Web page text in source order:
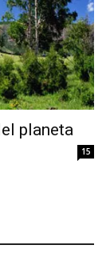
planeta
15